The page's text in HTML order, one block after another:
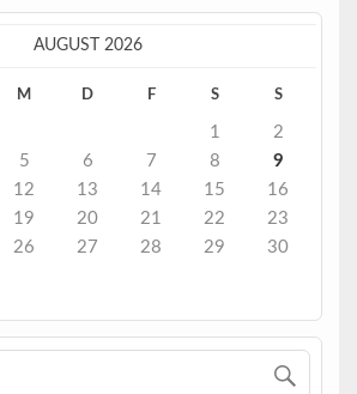
AUGUST 2026
M D F S S
1
2
5 6 7 8
9
12 13 14 15
16
19 20 21 22
23
26 27 28 29
30